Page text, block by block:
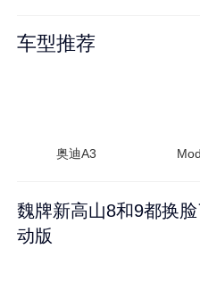
车型推荐
奥迪A3
魏牌新高山8和9都换
动版